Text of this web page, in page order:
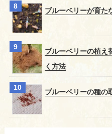
ブルーベリーが育た
ブルーベリーの植え
く方法
ブルーベリーの種の